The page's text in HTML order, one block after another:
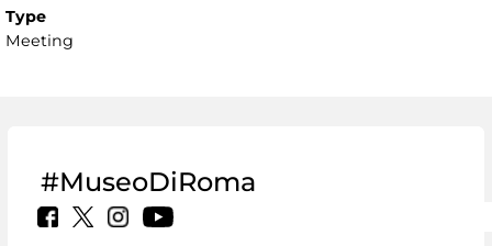
Type
Meeting
#MuseoDiRoma